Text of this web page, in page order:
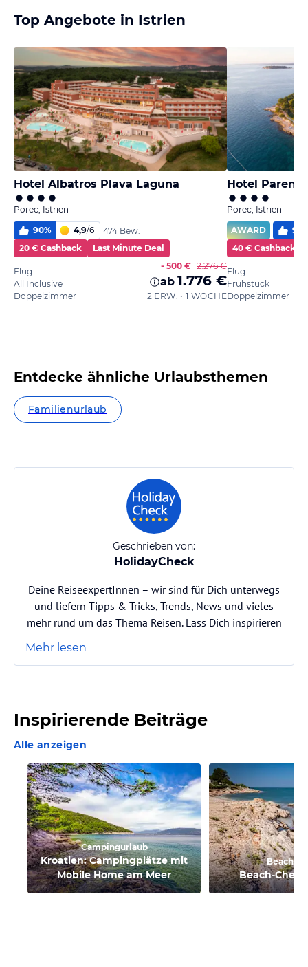
Top Angebote in Istrien
Hotel Albatros Plava Laguna
Porec, Istrien
90% 4,9/6
474 Bew.
20 € Cashback
Last Minute Deal
Flug
All Inclusive
Doppelzimmer
- 500 € 2.276 €
ab 1.776 €
2 ERW. • 1 WOCHE
Hotel
Porec, Istrien
AWARD
96
40 € Cashback
Flug
Frühstück
Doppelzimmer
Entdecke ähnliche Urlaubsthemen
Familienurlaub
Geschrieben von:
HolidayCheck
Deine ReiseexpertInnen – wir sind für Dich unterwegs
und liefern Tipps & Tricks, Trends, News und vieles
mehr rund um das Thema Reisen. Lass Dich inspirieren
Mehr lesen
Inspirierende Beiträge
Alle anzeigen
Campingurlaub
Kroatien: Campingplätze mit
Mobile Home am Meer
Beach-
Beach-